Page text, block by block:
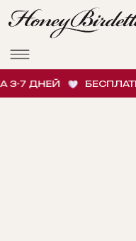
7 ДНЕЙ